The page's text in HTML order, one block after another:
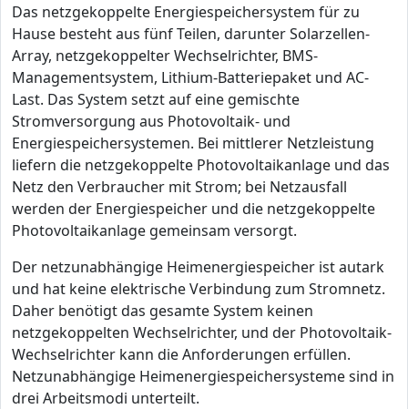
Das netzgekoppelte Energiespeichersystem für zu
Hause besteht aus fünf Teilen, darunter Solarzellen-
Array, netzgekoppelter Wechselrichter, BMS-
Managementsystem, Lithium-Batteriepaket und AC-
Last. Das System setzt auf eine gemischte
Stromversorgung aus Photovoltaik- und
Energiespeichersystemen. Bei mittlerer Netzleistung
liefern die netzgekoppelte Photovoltaikanlage und das
Netz den Verbraucher mit Strom; bei Netzausfall
werden der Energiespeicher und die netzgekoppelte
Photovoltaikanlage gemeinsam versorgt.
Der netzunabhängige Heimenergiespeicher ist autark
und hat keine elektrische Verbindung zum Stromnetz.
Daher benötigt das gesamte System keinen
netzgekoppelten Wechselrichter, und der Photovoltaik-
Wechselrichter kann die Anforderungen erfüllen.
Netzunabhängige Heimenergiespeichersysteme sind in
drei Arbeitsmodi unterteilt.